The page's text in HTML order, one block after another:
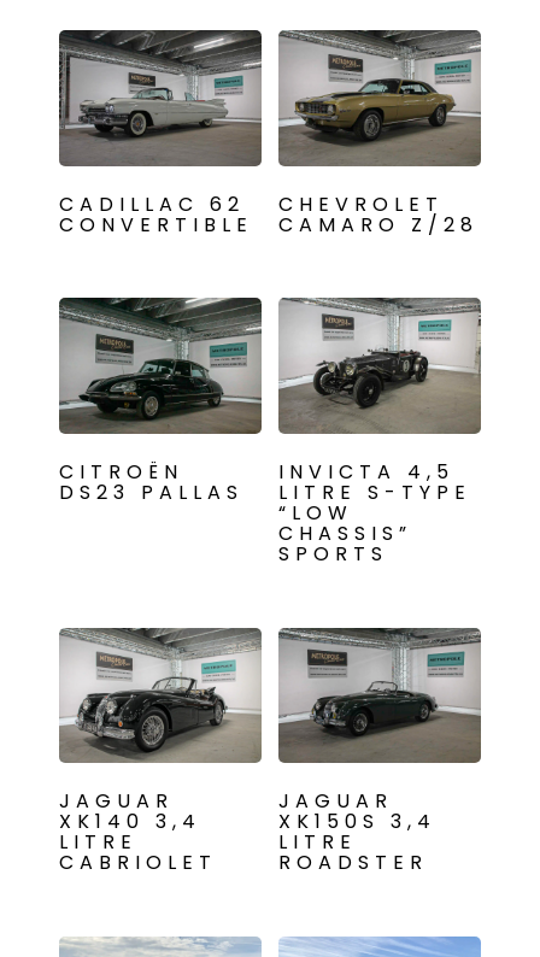
CADILLAC 62
CONVERTIBLE
CHEVROLET
CAMARO Z/28
CITROËN
DS23 PALLAS
INVICTA 4,5
LITRE S-TYPE
“LOW
CHASSIS”
SPORTS
JAGUAR
XK140 3,4
LITRE
CABRIOLET
JAGUAR
XK150S 3,4
LITRE
ROADSTER